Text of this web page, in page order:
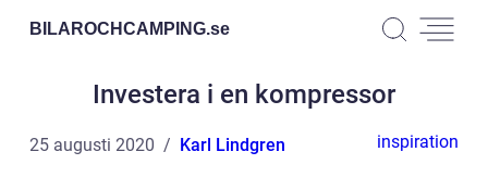
BILAROCHCAMPING.se
Investera i en kompressor
25 augusti 2020 Karl Lindgren inspiration